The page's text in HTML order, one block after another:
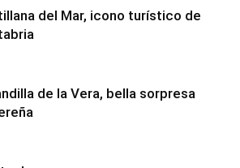
del Mar, icono turístico de
de la Vera, bella sorpresa